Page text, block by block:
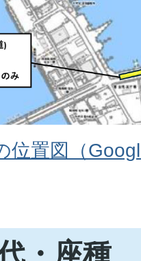
位置図（
・座種